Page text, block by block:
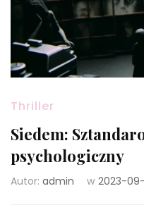
Thriller
Siedem:
psychologiczny
Autor: admin w 2023-